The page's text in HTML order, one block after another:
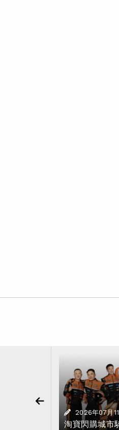
2026年07月11
淘寶閃購城市